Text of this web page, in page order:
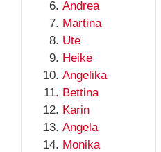
Andrea
Martina
Ute
Heike
Angelika
Bettina
Karin
Angela
Monika